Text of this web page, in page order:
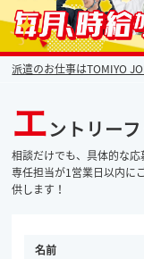
派遣なら毎月時給が上がるト
派遣のお仕事はTOMIYO
エントリー
相談だけでも、具体的な応
専任担当が1営業日以内に
供します！
名前